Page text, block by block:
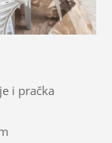
i pračka